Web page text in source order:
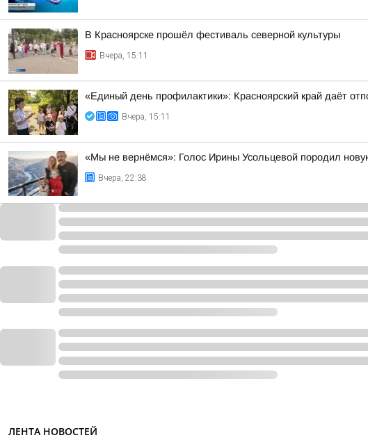
В Красноярске прошёл фестиваль северной культуры
Вчера, 15:11
«Единый день профилактики»: Красноярский край даёт
Вчера, 15:11
«Мы не вернёмся»: Голос Ирины Усольцевой породил
Вчера, 22:38
ЛЕНТА НОВОСТЕЙ